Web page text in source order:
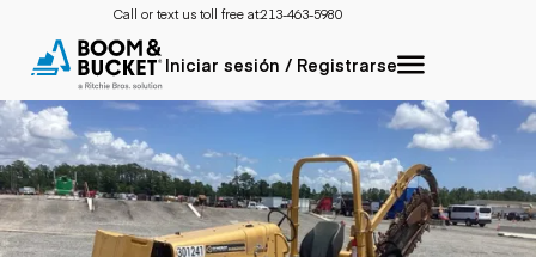
Call or text us toll free at:213-463-5980
Iniciar sesión / Registrarse